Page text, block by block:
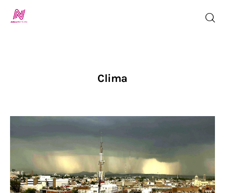
Jalisco Noticias
Programación
Jalisco TV
Clima